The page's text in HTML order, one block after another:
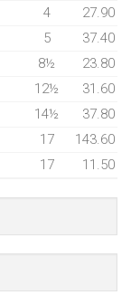
4
27.90
5
37.40
8½
23.80
12½
31.60
14½
37.80
17
143.60
17 11.50